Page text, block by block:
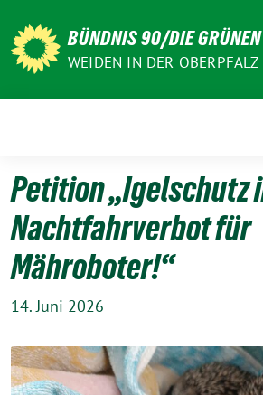
zum
Inhalt
BÜNDNIS 90/DIE GRÜNEN
WEIDEN IN DER OBERPFALZ
Petition „Igelschutz
Nachtfahrverbot für
Mähroboter!“
14. Juni 2026